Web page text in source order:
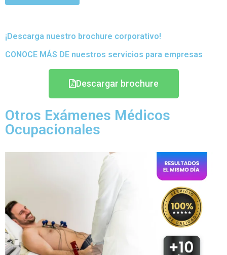
Cotiza aquí
¡Descarga nuestro brochure corporativo!
CONOCE MÁS DE nuestros servicios para empresas
Descargar brochure
Otros Exámenes Médicos
Ocupacionales